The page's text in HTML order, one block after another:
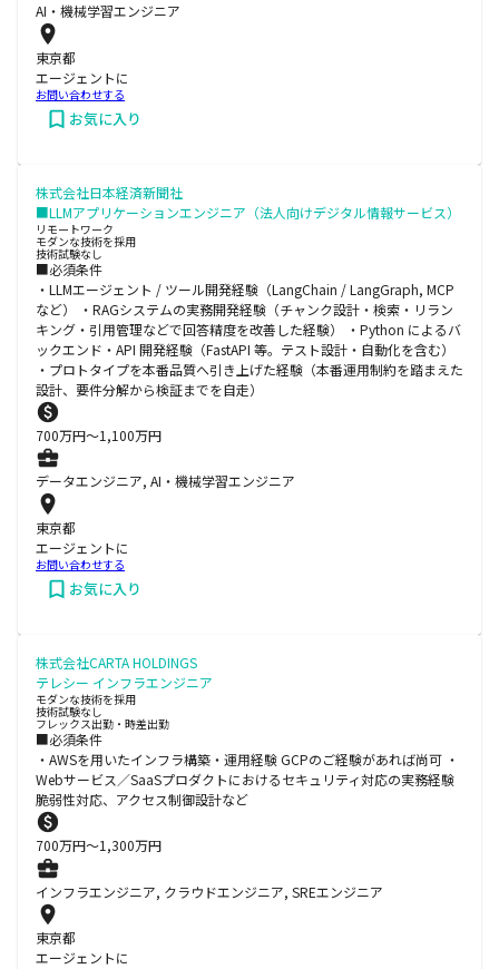
AI・機械学習エンジニア
東京都
エージェントに
お問い合わせする
お気に入り
株式会社日本経済新聞社
■LLMアプリケーションエンジニア（法人向けデジタル情報サービス）
リモートワーク
モダンな技術を採用
技術試験なし
■必須条件
・LLMエージェント / ツール開発経験（LangChain / LangGraph, MCP
など） ・RAGシステムの実務開発経験（チャンク設計・検索・リラン
キング・引用管理などで回答精度を改善した経験） ・Python によるバ
ックエンド・API 開発経験（FastAPI 等。テスト設計・自動化を含む）
・プロトタイプを本番品質へ引き上げた経験（本番運用制約を踏まえた
設計、要件分解から検証までを自走）
700万円〜1,100万円
データエンジニア, AI・機械学習エンジニア
東京都
エージェントに
お問い合わせする
お気に入り
株式会社CARTA HOLDINGS
テレシー インフラエンジニア
モダンな技術を採用
技術試験なし
フレックス出勤・時差出勤
■必須条件
・AWSを用いたインフラ構築・運用経験 GCPのご経験があれば尚可 ・
Webサービス／SaaSプロダクトにおけるセキュリティ対応の実務経験
脆弱性対応、アクセス制御設計など
700万円〜1,300万円
インフラエンジニア, クラウドエンジニア, SREエンジニア
東京都
エージェントに